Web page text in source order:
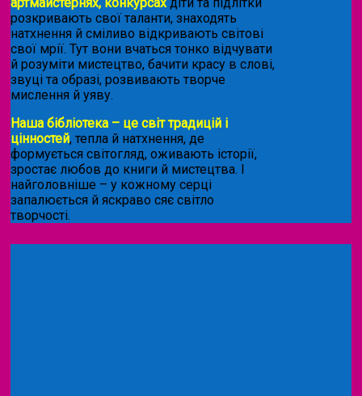
розкривають свої таланти, знаходять
натхнення й сміливо відкривають світові
свої мрії. Тут вони вчаться тонко відчувати
й розуміти мистецтво, бачити красу в слові,
звуці та образі, розвивають творче
мислення й уяву.
Наша бібліотека – це світ традицій і
цінностей, тепла й натхнення, де
формується світогляд, оживають історії,
зростає любов до книги й мистецтва. І
найголовніше – у кожному серці
запалюється й яскраво сяє світло
творчості.